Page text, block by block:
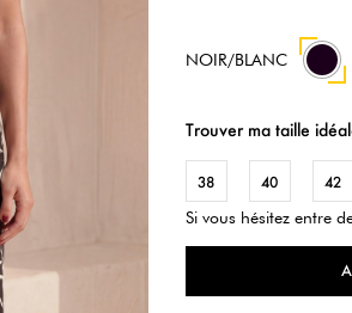
NOIR/BLANC
Trouver ma taille
38 40 42
Si vous hésitez entre